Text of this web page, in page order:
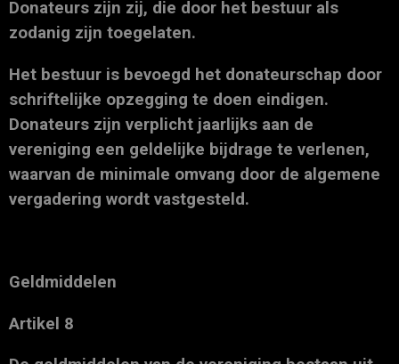
Donateurs zijn zij, die door het bestuur als
zodanig zijn toegelaten.
Het bestuur is bevoegd het donateurschap door
schriftelijke opzegging te doen eindigen.
Donateurs zijn verplicht jaarlijks aan de
vereniging een geldelijke bijdrage te verlenen,
waarvan de minimale omvang door de algemene
vergadering wordt vastgesteld.
Geldmiddelen
Artikel 8